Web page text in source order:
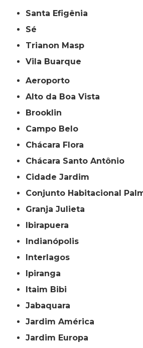
Santa Efigênia
Sé
Trianon Masp
Vila Buarque
Aeroporto
Alto da Boa Vista
Brooklin
Campo Belo
Chácara Flora
Chácara Santo Antônio
Cidade Jardim
Conjunto Habitacional
Granja Julieta
Ibirapuera
Indianópolis
Interlagos
Ipiranga
Itaim Bibi
Jabaquara
Jardim América
Jardim Europa